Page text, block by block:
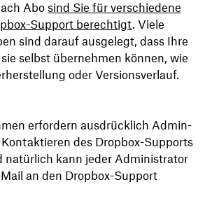
Abo sind Sie für verschiedene
Support berechtigt. Viele
sind darauf ausgelegt, dass Ihre
selbst übernehmen können, wie
oder Versionsverlauf.
erfordern ausdrücklich Admin-
des Dropbox-Supports
natürlich kann jeder Administrator
an den Dropbox-Support